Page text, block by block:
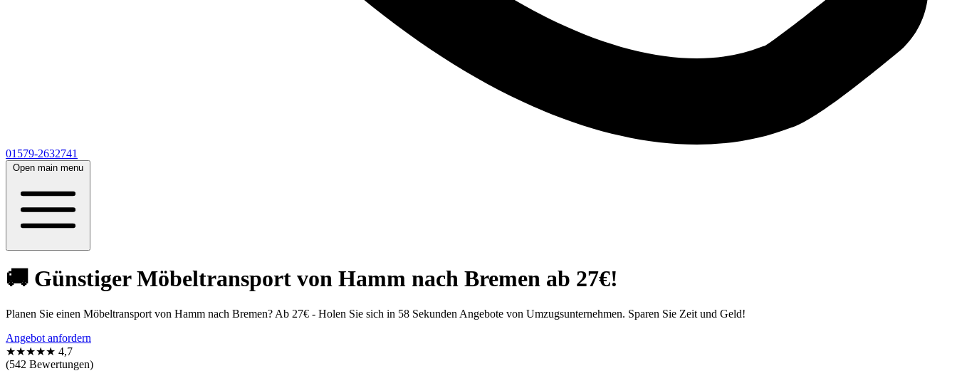
01579-2632741
Open main menu
🚚 Günstiger Möbeltransport von Hamm nach Bremen ab 27€!
Planen Sie einen Möbeltransport von Hamm nach Bremen? Ab 27€ - Holen Sie sich in 58 Sekunden Angebote von Umzugsunternehmen. Sparen Sie Zeit und Geld!
Angebot anfordern
★★★★★ 4,7
(542 Bewertungen)